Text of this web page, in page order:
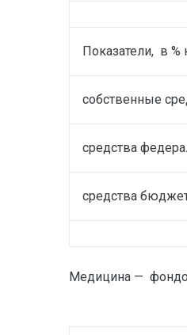
Показатели, в %
собственные
средства
средства
Медицина —